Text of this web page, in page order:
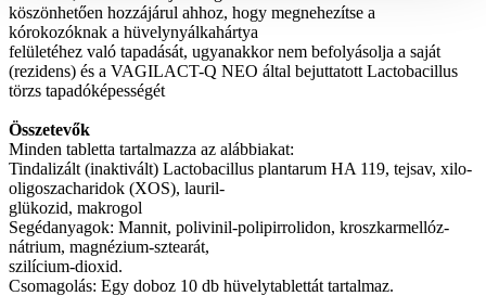
köszönhetően hozzájárul ahhoz, hogy megnehezítse a
kórokozóknak a hüvelynyálkahártya
felületéhez való tapadását, ugyanakkor nem befolyásolja a saját
(rezidens) és a VAGILACT-Q NEO által bejuttatott Lactobacillus
törzs tapadóképességét
Összetevők
Minden tabletta tartalmazza az alábbiakat:
Tindalizált (inaktivált) Lactobacillus plantarum HA 119, tejsav, xilo-
oligoszacharidok (XOS), lauril-
glükozid, makrogol
Segédanyagok: Mannit, polivinil-polipirrolidon, kroszkarmellóz-
nátrium, magnézium-sztearát,
szilícium-dioxid.
Csomagolás: Egy doboz 10 db hüvelytablettát tartalmaz.